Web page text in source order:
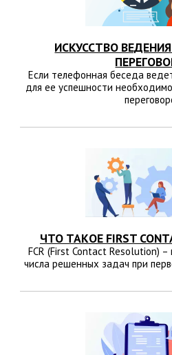
ИСКУССТВО
Если телефонная беседа
для ее успешности
ЧТО ТАКОЕ FIRST
FCR (First Contact Resolution)
числа решенных задач при